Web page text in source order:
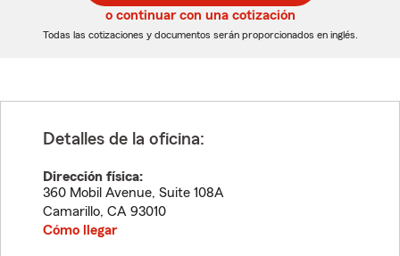
5
dígitos
5
dígitos
o continuar con una cotización
Todas las cotizaciones y documentos serán proporcionados en inglés.
Detalles de la oficina:
Dirección física:
360 Mobil Avenue, Suite 108A
Camarillo, CA 93010
Cómo llegar